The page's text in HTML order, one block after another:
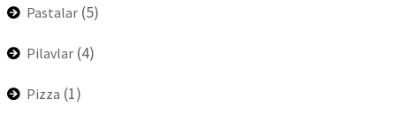
Pastalar (5)
Pilavlar (4)
Pizza (1)